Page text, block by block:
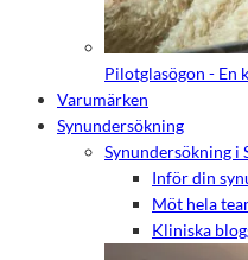
Pilotglasögon - En
Varumärken
Synundersökning
Synundersökning i
Inför din
Möt hela
Kliniska